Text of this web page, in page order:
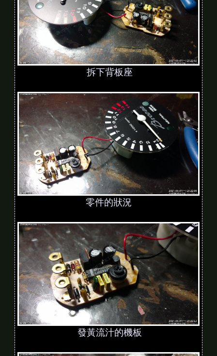
拆下背板座
零件的狀況
發黃流汁的機板